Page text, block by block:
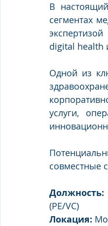
В
сегментах
digital health
Одной из
услуги,
совместные
Должность:
(PE/VC)
Локация: